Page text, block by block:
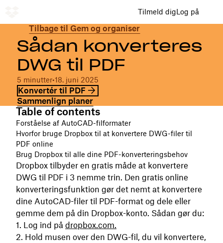
Tilmeld digLog på
Tilbage til Gem og organiser
Sådan konverteres
DWG til PDF
5 minutter•18. juni 2025
Konvertér til PDF
Sammenlign planer
Table of contents
Forståelse af AutoCAD-filformater
Hvorfor bruge Dropbox til at konvertere DWG-filer til
PDF online
Brug Dropbox til alle dine PDF-konverteringsbehov
Dropbox tilbyder en gratis måde at konvertere
DWG til PDF i 3 nemme trin. Den gratis online
konverteringsfunktion gør det nemt at konvertere
dine AutoCAD-filer til PDF-format og dele eller
gemme dem på din Dropbox-konto. Sådan gør du:
Log ind på dropbox.com.
Hold musen over den DWG-fil, du vil konvertere,